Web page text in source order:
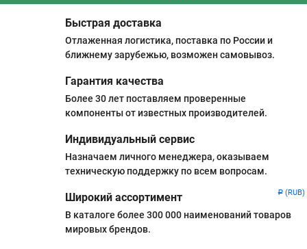
Р (RUB)
Быстрая доставка
Отлаженная логистика, поставка по России и
ближнему зарубежью, возможен самовывоз.
Гарантия качества
Более 30 лет поставляем проверенные
компоненты от известных производителей.
Индивидуальный сервис
Назначаем личного менеджера, оказываем
техническую поддержку по всем вопросам.
Широкий ассортимент
В каталоге более 300 000 наименований товаров
мировых брендов.